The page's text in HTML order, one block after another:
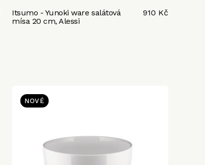
Itsumo - Yunoki ware salátová
mísa 20 cm, Alessi
910 Kč
NOVÉ